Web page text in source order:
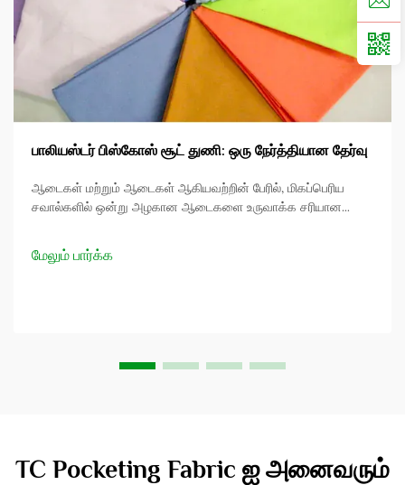
பாலியஸ்டர் பிஸ்கோஸ் சூட் துணி: ஒரு நேர்த்தியான தேர்வு
ஆடைகள் மற்றும் ஆடைகள் ஆகியவற்றின் பேரில், மிகப்பெரிய
சவால்களில் ஒன்று அழகான ஆடைகளை உருவாக்க சரியான
கலவையாகும் ente...
மேலும் பார்க்க
TC Pocketing Fabric ஐ அனைவரும்